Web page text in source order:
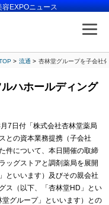
EXPOニュース
流通 杏林堂グループを子会社
ハホールディング
7日付「株式会社杏林堂薬局
との資本業務提携（子会社
件について、本日開催の取締
ッグストアと調剤薬局を展開
といいます）及びその親会社
ス（以下、「杏林堂HD」とい
グループ」といいます）との